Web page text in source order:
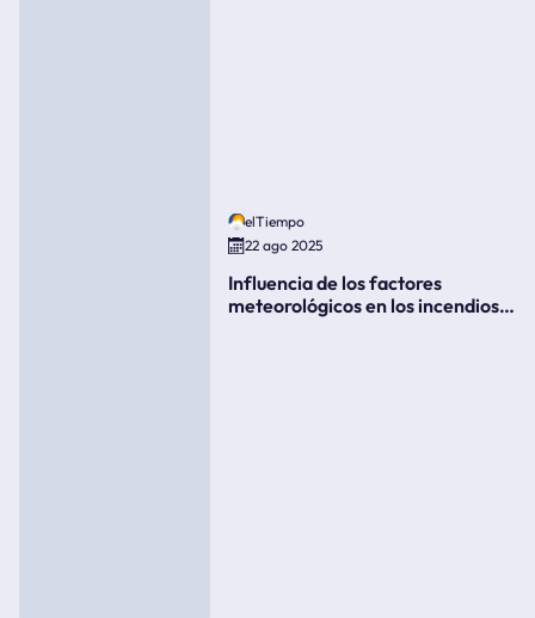
elTiempo
22 ago 2025
Influencia de los factores
meteorológicos en los incendios